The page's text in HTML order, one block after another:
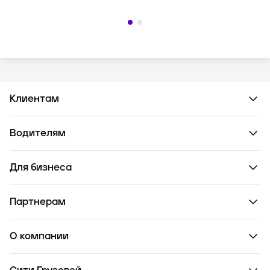
Клиентам
Водителям
Для бизнеса
Партнерам
О компании